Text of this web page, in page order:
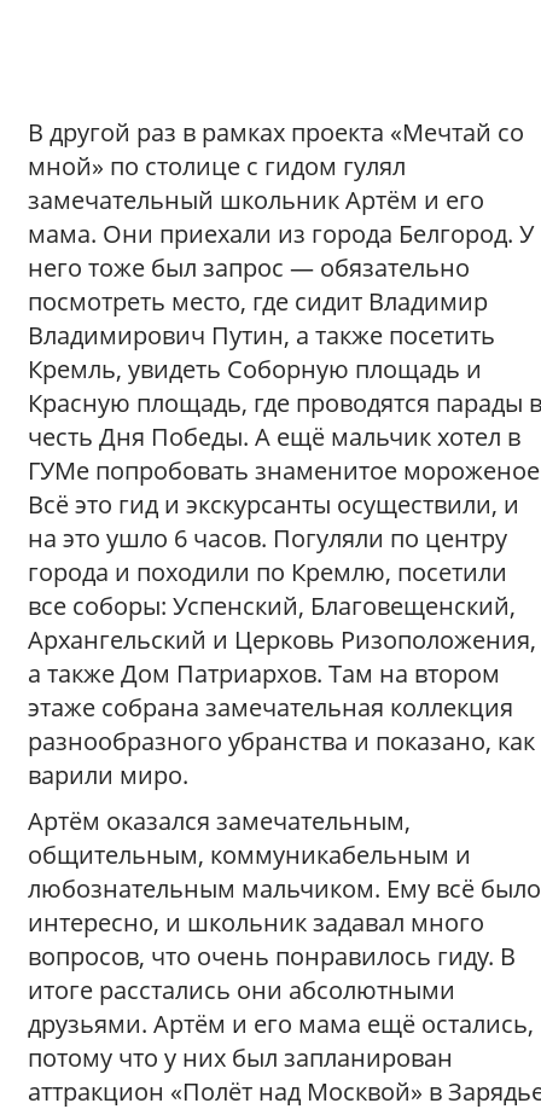
В другой раз в рамках проекта «Мечтай со
мной» по столице с гидом гулял
замечательный школьник Артём и его
мама. Они приехали из города Белгород. У
него тоже был запрос — обязательно
посмотреть место, где сидит Владимир
Владимирович Путин, а также посетить
Кремль, увидеть Соборную площадь и
Красную площадь, где проводятся парады в
честь Дня Победы. А ещё мальчик хотел в
ГУМе попробовать знаменитое
Всё это гид и экскурсанты осуществили, и
на это ушло 6 часов. Погуляли по центру
города и походили по Кремлю, посетили
все соборы: Успенский, Благовещенский,
Архангельский и Церковь Ризоположения,
а также Дом Патриархов. Там на втором
этаже собрана замечательная коллекция
разнообразного убранства и показано, как
варили миро.
Артём оказался замечательным,
общительным, коммуникабельным и
любознательным мальчиком. Ему всё было
интересно, и школьник задавал много
вопросов, что очень понравилось гиду. В
итоге расстались они абсолютными
друзьями. Артём и его мама ещё остались,
потому что у них был запланирован
аттракцион «Полёт над Москвой» в